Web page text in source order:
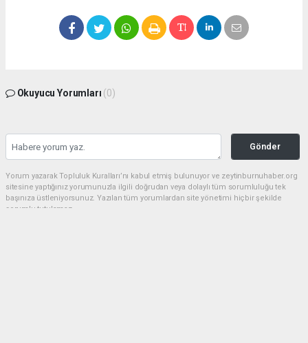
Okuyucu Yorumları (0)
Gönder
Yorum yazarak Topluluk Kuralları’nı kabul etmiş bulunuyor ve zeytinburnuhaber.org
sitesine yaptığınız yorumunuzla ilgili doğrudan veya dolaylı tüm sorumluluğu tek
başınıza üstleniyorsunuz. Yazılan tüm yorumlardan site yönetimi hiçbir şekilde
sorumlu tutulamaz.